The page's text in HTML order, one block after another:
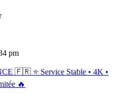
pm
🇫🇷 ⭐ Service Stable • 4K •
🔥